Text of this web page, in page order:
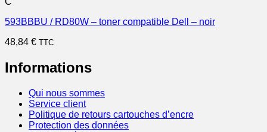
593BBBU / RD80W – toner compatible Dell – noir
48,84 € TTC
Informations
Qui nous sommes
Service client
Politique de retours cartouches d’encre
Protection des données